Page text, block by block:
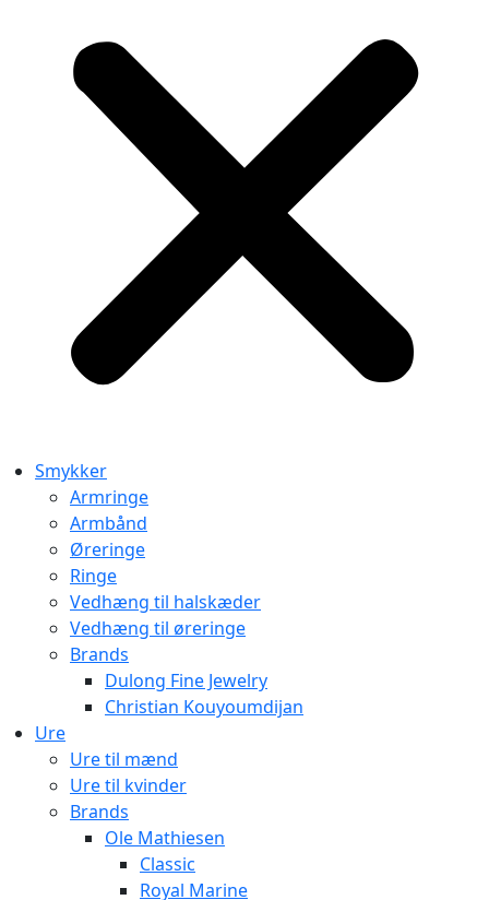
Smykker
Armringe
Armbånd
Øreringe
Ringe
Vedhæng til halskæder
Vedhæng til øreringe
Brands
Dulong Fine Jewelry
Christian Kouyoumdijan
Ure
Ure til mænd
Ure til kvinder
Brands
Ole Mathiesen
Classic
Royal Marine